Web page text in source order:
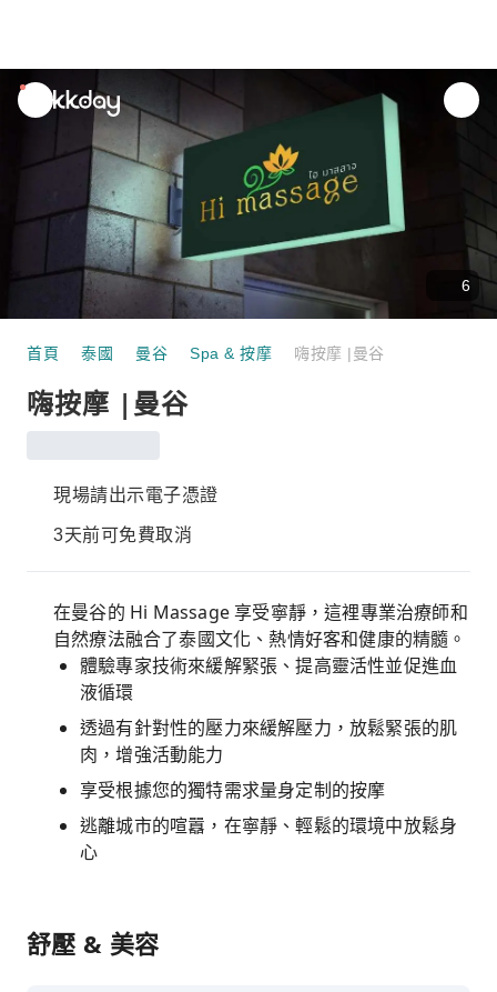
unread
notifications
6
首頁 泰國 曼谷 Spa & 按摩 嗨按摩 |曼谷
嗨按摩 |曼谷
現場請出示電子憑證
3天前可免費取消
在曼谷的 Hi Massage 享受寧靜，這裡專業治療師和
自然療法融合了泰國文化、熱情好客和健康的精髓。
體驗專家技術來緩解緊張、提高靈活性並促進血
液循環
透過有針對性的壓力來緩解壓力，放鬆緊張的肌
肉，增強活動能力
享受根據您的獨特需求量身定制的按摩
逃離城市的喧囂，在寧靜、輕鬆的環境中放鬆身
心
舒壓 & 美容